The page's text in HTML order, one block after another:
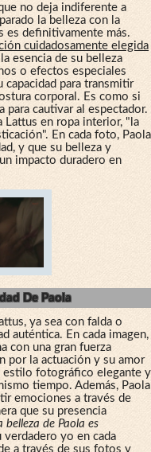
no deja indiferente a
la belleza con la
es definitivamente más.
cuidadosamente elegida
esencia de su belleza
o efectos especiales
para transmitir
corporal. Es como si
para cautivar al espectador.
Lattus en ropa interior, "la
En cada foto, Paola
y que su belleza y
impacto duradero en
De Paola
ya sea con falda o
auténtica. En cada imagen,
con una gran fuerza
por la actuación y su amor
estilo fotográfico elegante y
tiempo. Además, Paola
emociones a través de
que su presencia
belleza de Paola es
verdadero yo en cada
a través de sus fotos y